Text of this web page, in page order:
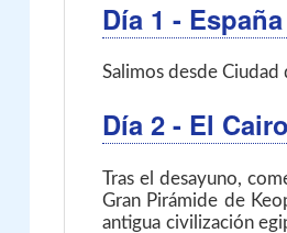
Día 1 -
Salimos desde
Día 2 - El Cairo
Tras el desayuno,
Gran Pirámide de
antigua civilización